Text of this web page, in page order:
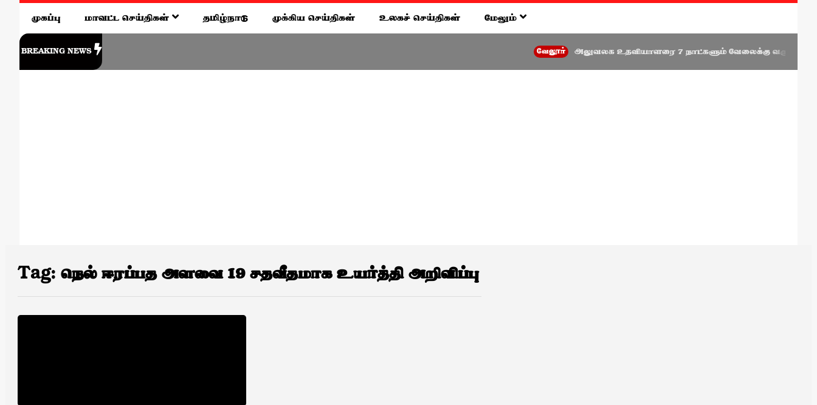
முகப்பு மாவட்ட செய்திகள் தமிழ்நாடு முக்கிய செய்திகள் உலகச் செய்திகள் மேலும்
BREAKING NEWS வேலூர் அலுவலக உதவியாளரை 7 நாட்களும் வேலைக்கு வருமாறு
Tag: நெல் ஈரப்பத அளவை 19 சதவீதமாக உயர்த்தி அறிவிப்பு